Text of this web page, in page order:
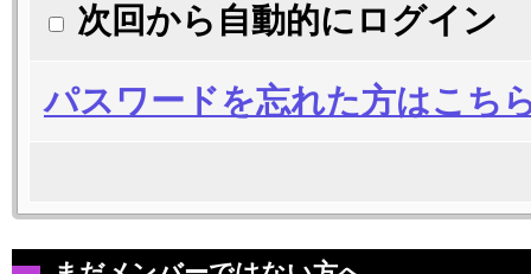
次回から自動的にログイン
パスワードを忘れた方はこち